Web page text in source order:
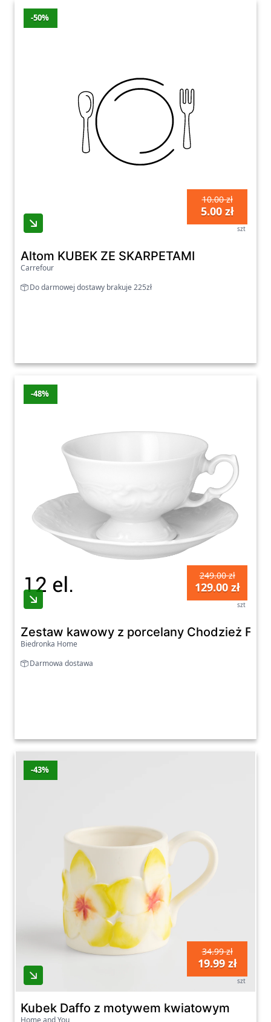
-50%
10.00 zł
5.00 zł
szt
Altom KUBEK ZE SKARPETAMI
Carrefour
Do darmowej dostawy brakuje 225zł
-48%
249.00 zł
129.00 zł
szt
Zestaw kawowy z porcelany Chodzież
Biedronka Home
Darmowa dostawa
-43%
34.99 zł
19.99 zł
szt
Kubek Daffo z motywem kwiatowym